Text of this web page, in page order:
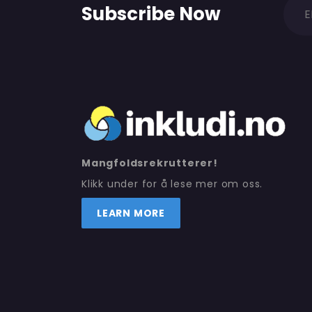
Subscribe Now
Mangfoldsrekrutterer!
Klikk under for å lese mer om oss.
LEARN MORE